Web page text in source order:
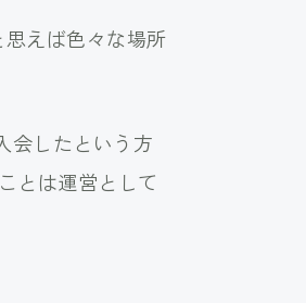
えば色々な場所
会したという方
とは運営として